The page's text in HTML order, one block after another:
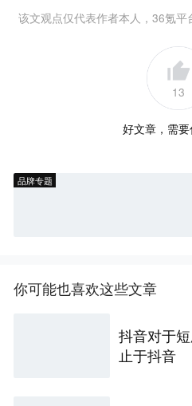
该文观点仅代表作者本人，36氪平
13
好文章，需
品牌专题
你可能也喜欢这些文章
抖音对于
止于抖音